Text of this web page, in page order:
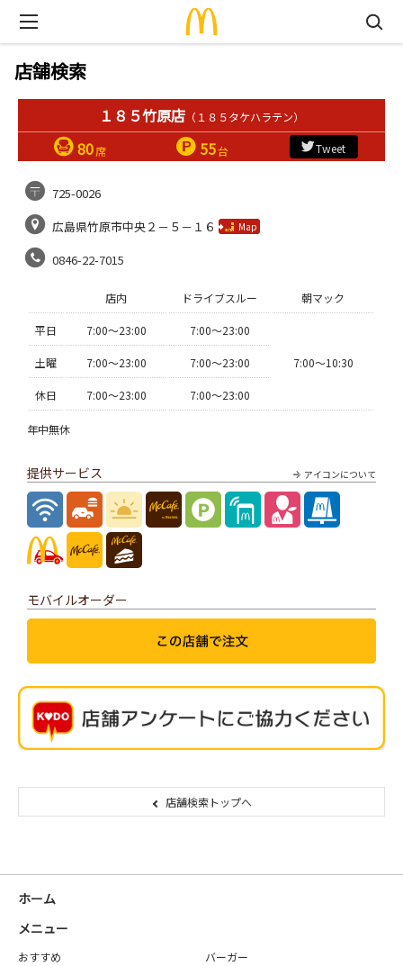
店舗検索
１８５竹原店 （１８５タケハラテン）
80席 55台 Tweet
725-0026
広島県竹原市中央２－５－１６
Map
0846-22-7015
店内 ドライブスルー 朝マック
平日 7:00〜23:00 7:00〜23:00
7:00〜10:30
土曜 7:00〜23:00 7:00〜23:00
休日 7:00〜23:00 7:00〜23:00
年中無休
アイコンについて
提供サービス
モバイルオーダー
店舗検索トップへ
ホーム
メニュー
おすすめ
バーガー